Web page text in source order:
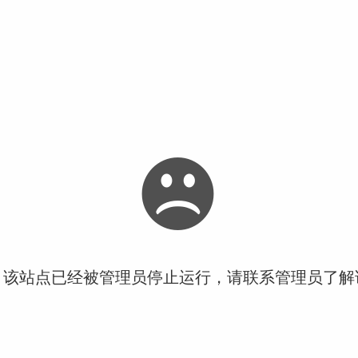
站点已经被管理员停止运行，请联系管理员了